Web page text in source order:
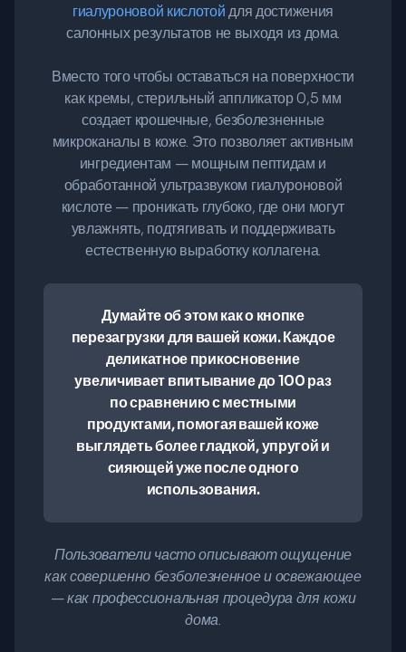
гиалуроновой кислотойдля достижения
салонных результатов не выходя из дома.
Вместо того чтобы оставаться на поверхности
как кремы, стерильный аппликатор 0,5 мм
создает крошечные, безболезненные
микроканалы в коже. Это позволяет активным
ингредиентам — мощным пептидам и
обработанной ультразвуком гиалуроновой
кислоте — проникать глубоко, где они могут
увлажнять, подтягивать и поддерживать
естественную выработку коллагена.
Думайте об этом как о кнопке
перезагрузки для вашей кожи. Каждое
деликатное прикосновение
увеличивает впитывание до 100 раз
по сравнению с местными
продуктами, помогая вашей коже
выглядеть более гладкой, упругой и
сияющей уже после одного
использования.
Пользователи часто описывают ощущение
как совершенно безболезненное и освежающее
— как профессиональная процедура для кожи
дома.